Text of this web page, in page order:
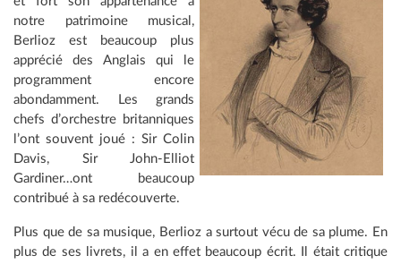
notre patrimoine musical,
Berlioz est beaucoup plus
apprécié des Anglais qui le
programment encore
abondamment. Les grands
chefs d’orchestre britanniques
l’ont souvent joué : Sir Colin
Davis, Sir John-Elliot
Gardiner…ont beaucoup
contribué à sa redécouverte.
Plus que de sa musique, Berlioz a surtout vécu de sa plume. En
plus de ses livrets, il a en effet beaucoup écrit. Il était critique